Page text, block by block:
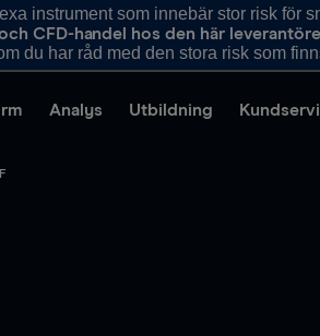
instrument som innebär stor risk för
CFD-handel hos den här
du har råd med den stora risk som
Analys Utbildning